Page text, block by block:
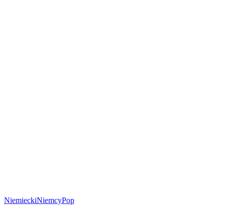
NiemieckiNiemcyPop